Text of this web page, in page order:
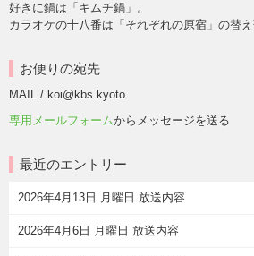
好きに鍋は「キムチ鍋」。
カラオケの十八番は「それぞれの原宿」の替え
お便りの宛先
MAIL / koi@kbs.kyoto
専用メールフォームからメッセージを送る
最近のエントリー
2026年4月13日 月曜日 放送内容
2026年4月6日 月曜日 放送内容